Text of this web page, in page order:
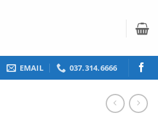
EMAIL 037.314.6666